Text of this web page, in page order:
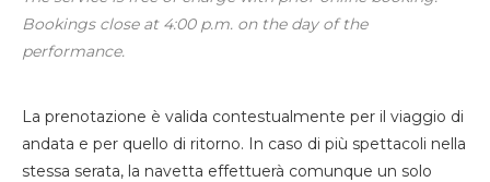
Bookings close at 4:00 p.m. on the day of the
performance.
La prenotazione è valida contestualmente per il viaggio di
andata e per quello di ritorno. In caso di più spettacoli nella
stessa serata, la navetta effettuerà comunque un solo